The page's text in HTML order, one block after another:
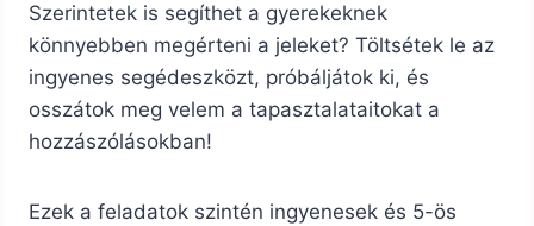
Szerintetek is segíthet a gyerekeknek
könnyebben megérteni a jeleket? Töltsétek le az
ingyenes segédeszközt, próbáljátok ki, és
osszátok meg velem a tapasztalataitokat a
hozzászólásokban!
Ezek a feladatok szintén ingyenesek és 5-ös